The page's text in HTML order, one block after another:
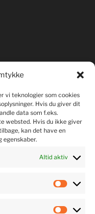
vi teknologier som cookies
Hvis du giver dit
data som f.eks.
websted. Hvis du ikke giver
kan det have en
egenskaber.
Altid aktiv